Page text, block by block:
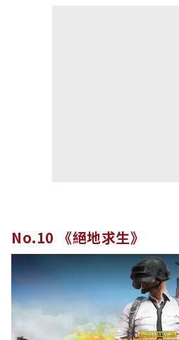
No.10 《絕地求生》